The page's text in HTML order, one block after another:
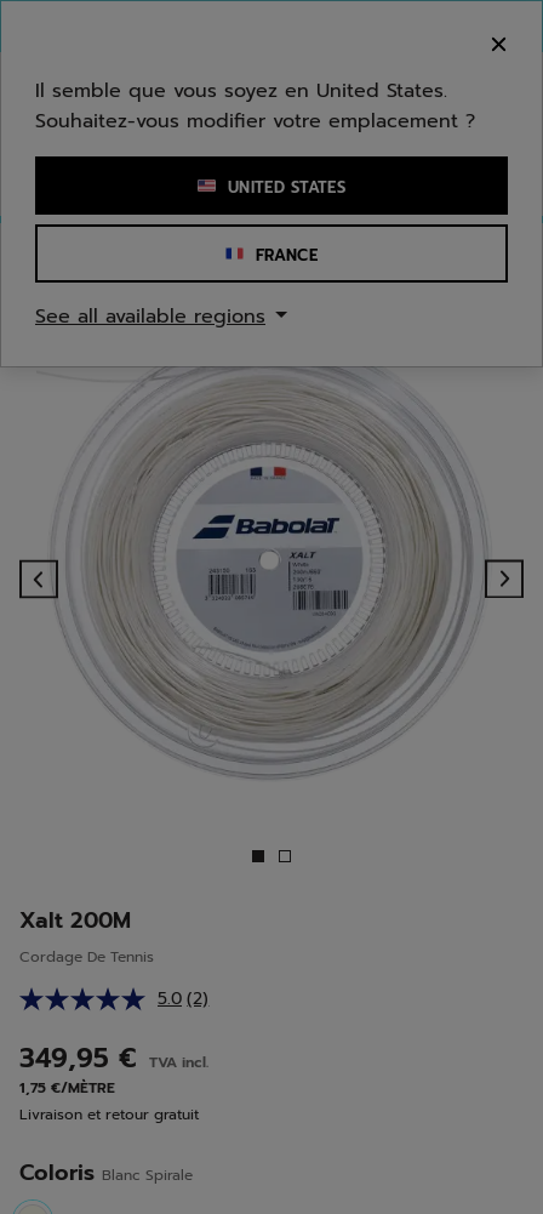
Saisir un mot clé ou un numéro d'article
Previous
Xalt 200M
Cordage De Tennis
5.0 Lire
Lien
la
même
(2)
349,95 €
TVA incl.
1,75 €/MÈTRE
Livraison et retour gratuit
Coloris Blanc Spirale
Il semble que vous soyez en United States.
Souhaitez-vous modifier votre emplacement ?
UNITED STATES
FRANCE
See all available regions